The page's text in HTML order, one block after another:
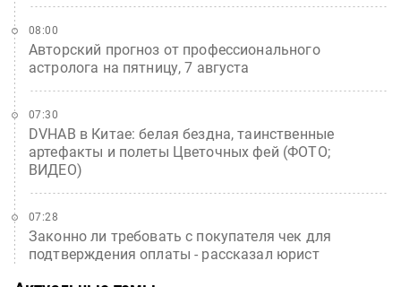
Авторский прогноз от профессионального
астролога на пятницу, 7 августа
08:00
DVHAB в Китае: белая бездна, таинственные
артефакты и полеты Цветочных фей (ФОТО;
ВИДЕО)
07:30
Законно ли требовать с покупателя чек для
подтверждения оплаты - рассказал юрист
07:28